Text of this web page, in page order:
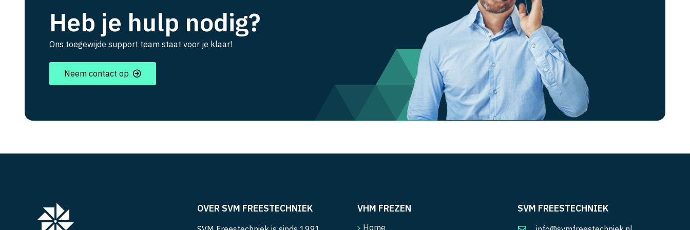
Heb je hulp nodig?
Ons toegewijde support team staat voor je klaar!
Neem contact op
OVER SVM FREESTECHNIEK VHM FREZEN
Home
SVM FREESTECHNIEK